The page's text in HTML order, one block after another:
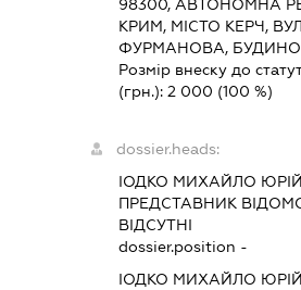
98300, АВТОНОМНА
КРИМ, МІСТО КЕРЧ,
ФУРМАНОВА,
Розмір внеску до
(грн.): 2 000 (100 %)
dossier.heads:
ІОДКО МИХАЙЛО
ПРЕДСТАВНИК
ВІДСУТНІ
dossier.position -
ІОДКО МИХАЙЛО